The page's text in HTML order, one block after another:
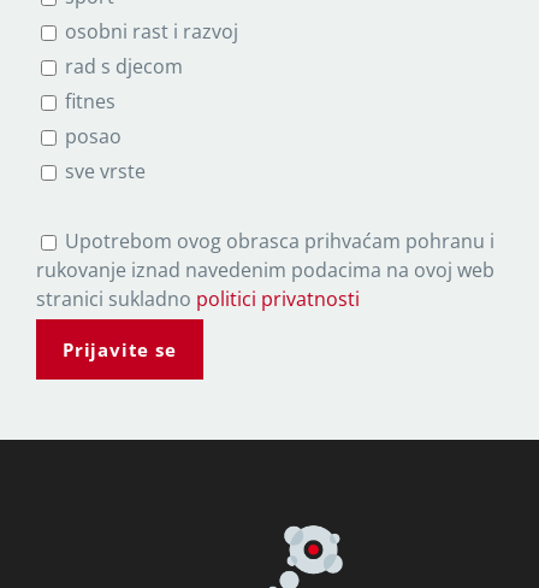
osobni rast i razvoj
rad s djecom
fitnes
posao
sve vrste
l
e
a
Upotrebom ovog obrasca prihvaćam pohranu i
rukovanje iznad navedenim podacima na ovoj web
stranici sukladno politici privatnosti